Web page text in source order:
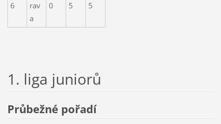
6
rav
a
0 5 5
1. liga juniorů
Průbežné pořadí